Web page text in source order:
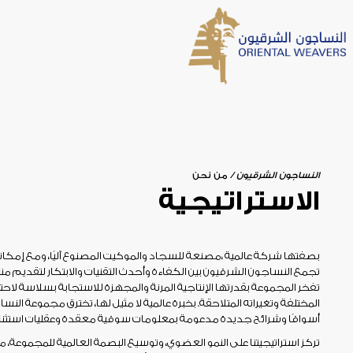
من نحن
رسالة من المؤسس
رسالة من رئيس مجلس الإدارة
تاريخ الشركة
مجلس الإدارة و الإدارة التنفيذبة
البحث
نتائج البحث
الاخبار الاخبار والفاعليات
النساجون الشرقيون من نحن
الاستراتيجية
بصفتها شركة عالمية ،مصنعة للسجاد والموكيت المصنوع آليًا، ومع
تجمع النساجون الشرقيون بين الكفاءة وأحدث التقنيات والابتكار لتقديم
تفخر المجموعة بقدرتها الإنتاجية المرنة والمجهزة للاستجابة بسلاسة
المختلفة وتغيراته المتلاحقة. بخبرة عالمية لا مثيل لها، تخترق مجموعة
أسواقًا وشرائح جديدة مدعومة بمعلومات سوقية معقدة وعقليات
تركز استراتيجيتنا على النمو العضوي، وتوسيع البصمة العالمية للمجموعة،